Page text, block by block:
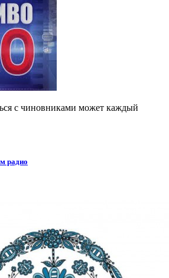
с чиновниками может каждый
радио